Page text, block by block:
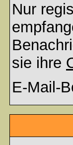
Nur
sie ihre
E-Mail-